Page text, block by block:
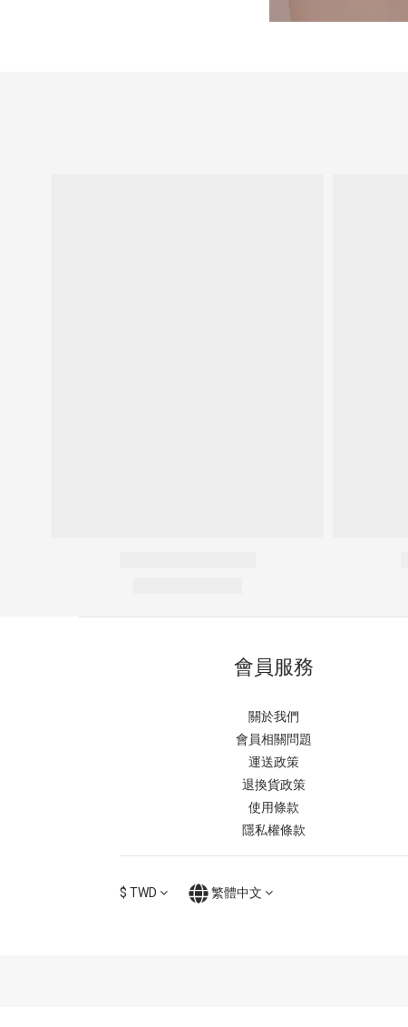
會員服務
關於我們
會員相關問題
運送政策
退換貨政策
使用條款
隱私權條款
$ TWD 繁體中文